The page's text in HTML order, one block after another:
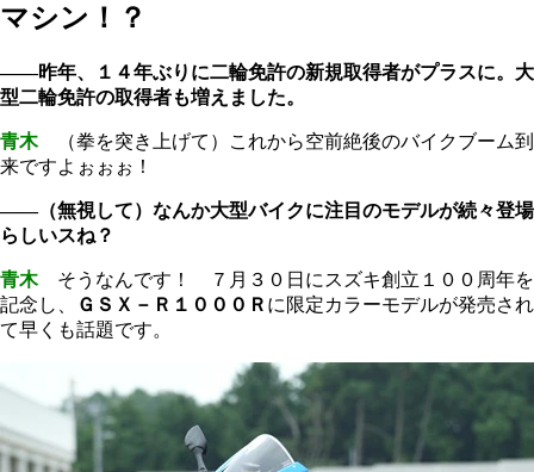
マシン！？
――昨年、１４年ぶりに二輪免許の新規取得者がプラスに。大
型二輪免許の取得者も増えました。
青木（拳を突き上げて）これから空前絶後のバイクブーム到
来ですよぉぉぉ！
――（無視して）なんか大型バイクに注目のモデルが続々登場
らしいスね？
青木そうなんです！ ７月３０日にスズキ創立１００周年を
記念し、
ＧＳＸ－Ｒ１０００Ｒ に限定カラーモデルが発売され
て早くも話題です。